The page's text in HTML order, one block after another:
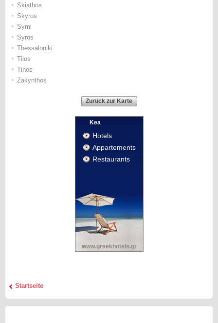
• Skiathos
• Skyros
• Symi
• Syros
• Thessaloniki
• Tilos
• Tinos
• Zakynthos
Zurück zur Karte
Kea
Hotels
Appartements
Restaurants
www.greekhotels.gr
Startseite